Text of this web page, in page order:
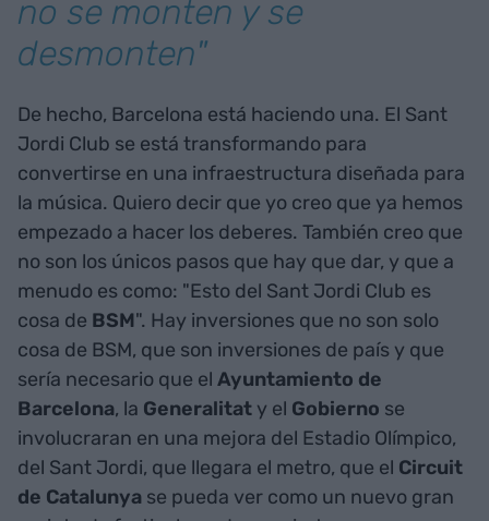
no se monten y se
desmonten"
De hecho, Barcelona está haciendo una. El Sant
Jordi Club se está transformando para
convertirse en una infraestructura diseñada para
la música. Quiero decir que yo creo que ya hemos
empezado a hacer los deberes. También creo que
no son los únicos pasos que hay que dar, y que a
menudo es como: "Esto del Sant Jordi Club es
cosa de BSM". Hay inversiones que no son solo
cosa de BSM, que son inversiones de país y que
sería necesario que el Ayuntamiento de
Barcelona, la Generalitat y el Gobierno se
involucraran en una mejora del Estadio Olímpico,
del Sant Jordi, que llegara el metro, que el Circuit
de Catalunya se pueda ver como un nuevo gran